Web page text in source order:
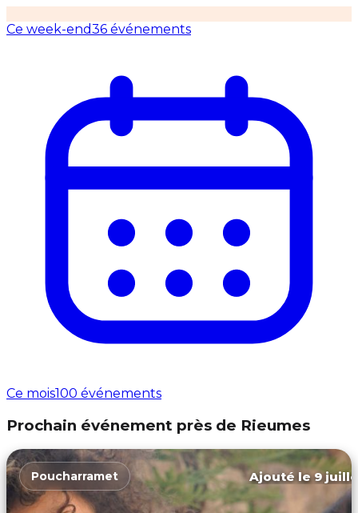
Ce week-end36 événements
Ce mois100 événements
Prochain événement près de Rieumes
Poucharramet Ajouté le 9